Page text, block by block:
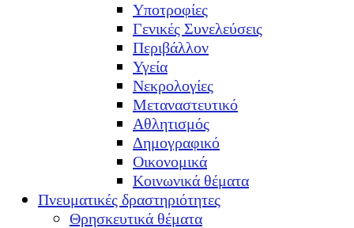
Υποτροφίες
Γενικές Συνελεύσεις
Περιβάλλον
Υγεία
Νεκρολογίες
Μεταναστευτικό
Αθλητισμός
Δημογραφικό
Οικονομικά
Κοινωνικά θέματα
Πνευματικές δραστηριότητες
Θρησκευτικά θέματα